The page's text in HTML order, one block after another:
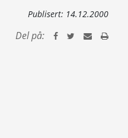
Publisert: 14.12.2000
Del på: